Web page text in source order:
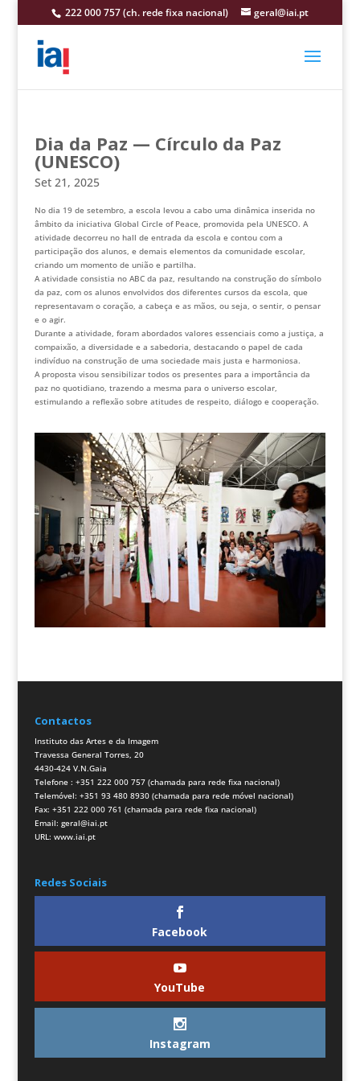
222 000 757 (ch. rede fixa nacional) geral@iai.pt
Dia da Paz — Círculo da Paz
(UNESCO)
Set 21, 2025
No dia 19 de setembro, a escola levou a cabo uma dinâmica inserida no
âmbito da iniciativa Global Circle of Peace, promovida pela UNESCO. A
atividade decorreu no hall de entrada da escola e contou com a
participação dos alunos, e demais elementos da comunidade escolar,
criando um momento de união e partilha.
A atividade consistia no ABC da paz, resultando na construção do símbolo
da paz, com os alunos envolvidos dos diferentes cursos da escola, que
representavam o coração, a cabeça e as mãos, ou seja, o sentir, o pensar
e o agir.
Durante a atividade, foram abordados valores essenciais como a justiça, a
compaixão, a diversidade e a sabedoria, destacando o papel de cada
indivíduo na construção de uma sociedade mais justa e harmoniosa.
A proposta visou sensibilizar todos os presentes para a importância da
paz no quotidiano, trazendo a mesma para o universo escolar,
estimulando a reflexão sobre atitudes de respeito, diálogo e cooperação.
Contactos
Instituto das Artes e da Imagem
Travessa General Torres, 20
4430-424 V.N.Gaia
Telefone : +351 222 000 757 (chamada para rede fixa nacional)
Telemóvel: +351 93 480 8930 (chamada para rede móvel nacional)
Fax: +351 222 000 761 (chamada para rede fixa nacional)
Email: geral@iai.pt
URL: www.iai.pt
Redes Sociais
Facebook
YouTube
Instagram